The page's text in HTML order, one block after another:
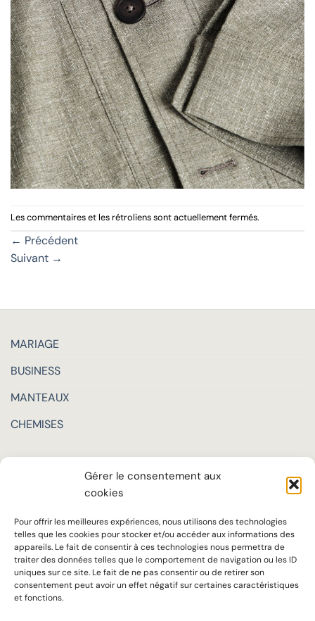
Gérer le consentement aux
cookies
Pour offrir les meilleures expériences, nous utilisons des technologies
telles que les cookies pour stocker et/ou accéder aux informations des
appareils. Le fait de consentir à ces technologies nous permettra de
traiter des données telles que le comportement de navigation ou les ID
uniques sur ce site. Le fait de ne pas consentir ou de retirer son
consentement peut avoir un effet négatif sur certaines caractéristiques
et fonctions.
Les commentaires et les rétroliens sont actuellement fermés.
← Précédent
Suivant →
MARIAGE
BUSINESS
MANTEAUX
CHEMISES
SUR MESURE
SAVOIR-FAIRE
Notre ADN